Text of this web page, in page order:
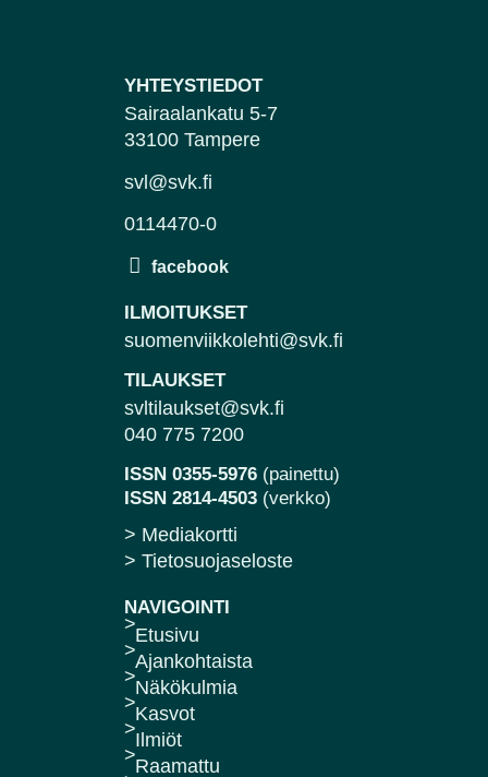
YHTEYSTIEDOT
Sairaalankatu 5-7
33100 Tampere
svl@svk.fi
0114470-0
ILMOITUKSET
suomenviikkolehti@svk.fi
TILAUKSET
svltilaukset@svk.fi
040 775 7200
ISSN 0355-5976 (painettu)
ISSN 2814-4503 (verkko)
> Mediakortti
> Tietosuojaseloste
NAVIGOINTI
Etusivu
Ajankohtaista
Näkökulmia
Kasvot
Ilmiöt
Raamattu